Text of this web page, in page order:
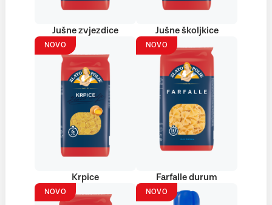
Jušne zvjezdice Jušne školjkice
NOVO
Krpice
NOVO
Farfalle durum
NOVO NOVO